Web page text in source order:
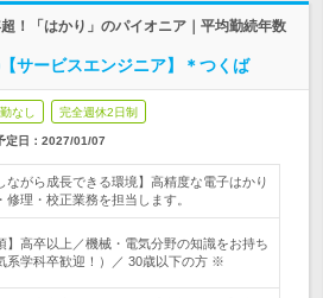
！「はかり」のパイオニア｜平均勤続年数
サービスエンジニア】＊つくば
なし 完全週休2日制
定日： 2027/01/07
ながら成長できる環境】高精度な電子はかり
理・校正業務を担当します。
】高卒以上／機械・電気分野の知識をお持ち
系学科卒歓迎！）／ 30歳以下の方 ※